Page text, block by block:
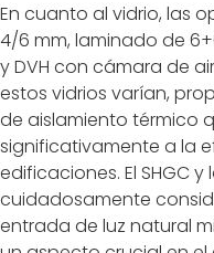
En cuanto al vidrio, las
4/6 mm, laminado de
y DVH con cámara de
estos vidrios varían,
de aislamiento térmico
significativamente a la
edificaciones. El SHGC
cuidadosamente
entrada de luz natural